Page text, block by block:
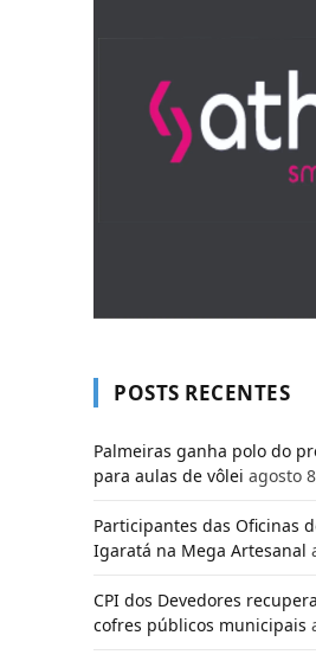
POSTS RECENTES
Palmeiras ganha polo do
para aulas de vôlei agosto
Participantes das Oficinas
Igaratá na Mega Artesanal
CPI dos Devedores
cofres públicos municipais